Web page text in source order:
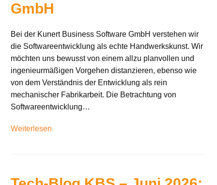
GmbH
Bei der Kunert Business Software GmbH verstehen wir
die Softwareentwicklung als echte Handwerkskunst. Wir
möchten uns bewusst von einem allzu planvollen und
ingenieurmäßigen Vorgehen distanzieren, ebenso wie
von dem Verständnis der Entwicklung als rein
mechanischer Fabrikarbeit. Die Betrachtung von
Softwareentwicklung…
Weiterlesen